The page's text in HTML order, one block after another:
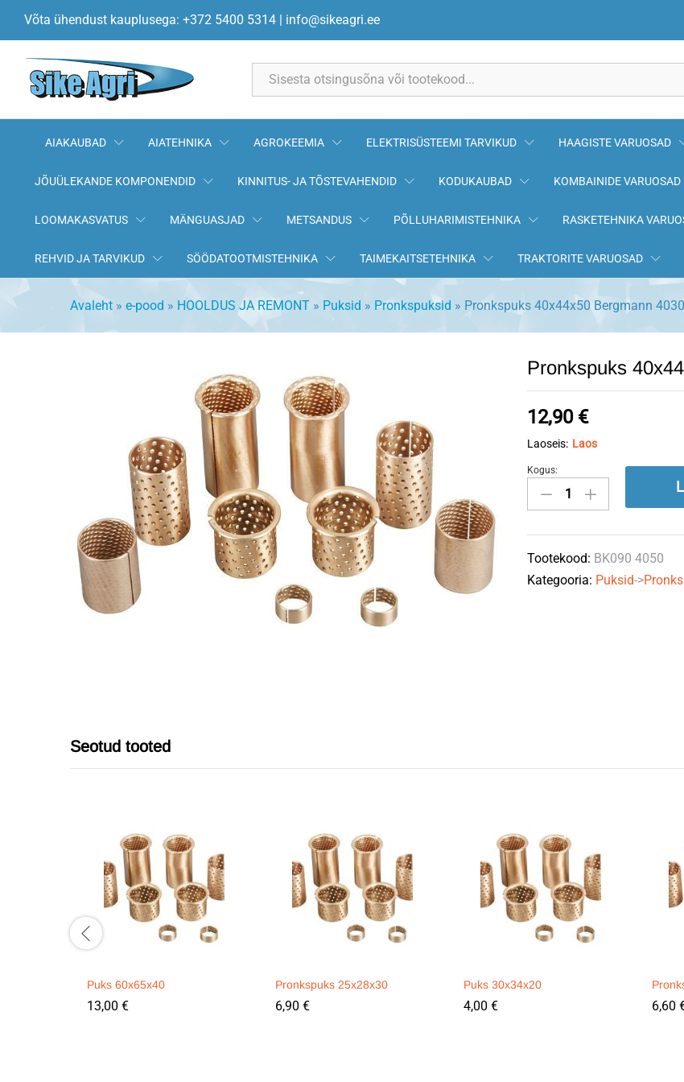
Võta ühendust kauplusega: +372 5400 5314 | info@sikeagri.ee
AIAKAUBAD AIATEHNIKA AGROKEEMIA ELEKTRISÜSTEEMI TARVIKUD HAAGISTE VARUOSAD
JÕUÜLEKANDE KOMPONENDID KINNITUS- JA TÕSTEVAHENDID KODUKAUBAD KOMBAINIDE VARUOSAD
LOOMAKASVATUS MÄNGUASJAD METSANDUS PÕLLUHARIMISTEHNIKA RASKETEHNIKA
REHVID JA TARVIKUD SÖÖDATOOTMISTEHNIKA TAIMEKAITSETEHNIKA TRAKTORITE VARUOSAD
Avaleht » e-pood » HOOLDUS JA REMONT » Puksid » Pronkspuksid » Pronkspuks 40x44x50 Bergmann
Pronkspuks
12,90 €
Laoseis: Laos
Pronkspuks
40x44x50
403000032
quantity
Kogus:
Tootekood: BK090 4050
Kategooria: Puksid->
Seotud tooted
Puks 60x65x40
13,00 €
Pronkspuks 25x28x30
6,90 €
Puks 30x34x20
4,00 € 6,60
Pronkspuks 40x44x50 Bergmann 403000032